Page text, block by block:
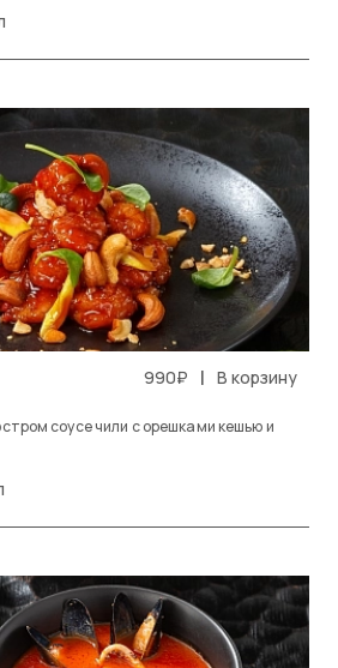
990₽ | В корзину
соусе чили с орешками кешью и